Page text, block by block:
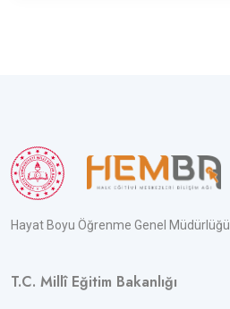
Hayat Boyu Öğrenme Genel Müdürlüğü
T.C. Millî Eğitim Bakanlığı